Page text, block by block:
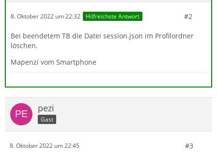
8. Oktober 2022 um 22:32 Hilfreichste Antwort #2
Bei beendetem TB die Datei session.json im Profilordner
löschen.
Mapenzi vom Smartphone
pezi
Gast
8. Oktober 2022 um 22:45 #3